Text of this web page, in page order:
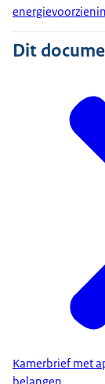
Dit
Kamerbrief met